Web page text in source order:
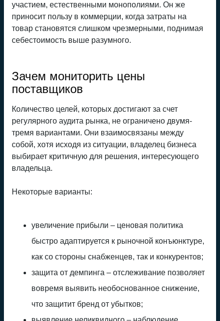
участием, естественными монополиями. Он же
приносит пользу в коммерции, когда затраты на
товар становятся слишком чрезмерными, поднимая
себестоимость выше разумного.
Зачем мониторить цены
поставщиков
Количество целей, которых достигают за счет
регулярного аудита рынка, не ограничено двумя-
тремя вариантами. Они взаимосвязаны между
собой, хотя исходя из ситуации, владелец бизнеса
выбирает критичную для решения, интересующего
владельца.
Некоторые варианты:
увеличение прибыли – ценовая политика
быстро адаптируется к рыночной конъюнктуре,
как со стороны снабженцев, так и конкурентов;
защита от демпинга – отслеживание позволяет
вовремя выявить необоснованное снижение,
что защитит бренд от убытков;